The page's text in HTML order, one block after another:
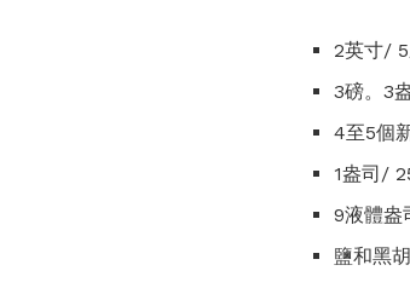
2英寸/ 5
3磅。3
4至5個
1盎司/
9液體盎
鹽和黑